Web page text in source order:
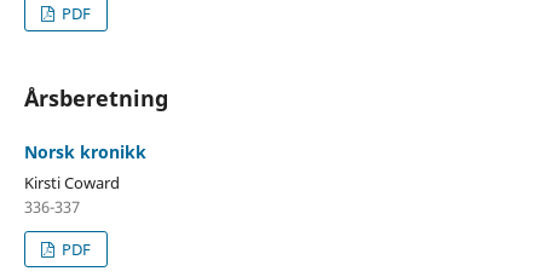
PDF
Årsberetning
Norsk kronikk
Kirsti Coward
336-337
PDF